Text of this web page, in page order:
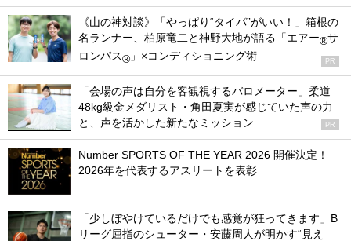
《山の神対談》「やっぱり“タイパ”がいい！」箱根の
名ランナー、柏原竜二と神野大地が語る「エアー®サ
ロンパス® 」×コンディショニング術 PR
「会場の声は自分を客観視するバロメーター」柔道
48kg級金メダリスト・角田夏実が感じていた声の力
と、声を活かした新たなミッション
PR
Number SPORTS OF THE YEAR 2026 開催決定！
2026年を代表するアスリートを表彰
「少しぼやけているだけでも感覚が狂ってきます」B
リーグ屈指のシューター・安藤周人が明かす“見え